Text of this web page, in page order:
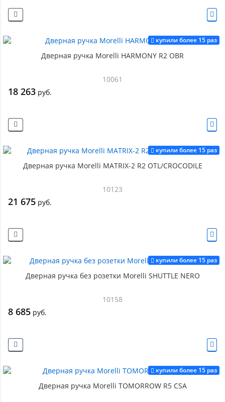
купили более 15 раз
Дверная ручка Morelli HARMONY R2 OBR
10061
18 263 руб.
купили более 15 раз
Дверная ручка Morelli MATRIX-2 R2 OTL/CROCODILE
10123
21 675 руб.
купили более 15 раз
Дверная ручка без розетки Morelli SHUTTLE NERO
10158
8 685 руб.
купили более 15 раз
Дверная ручка Morelli TOMORROW R5 CSA